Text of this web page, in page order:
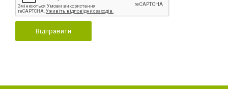
Відправити